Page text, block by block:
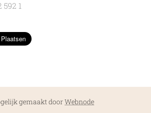
592 1
gemaakt doorWebnode